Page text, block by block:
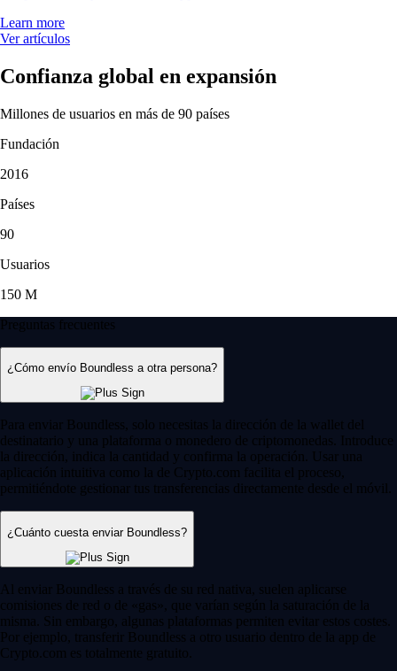
Learn more
Ver artículos
Confianza global en expansión
Millones de usuarios en más de 90 países
Fundación
2016
Países
90
Usuarios
150 M
Preguntas frecuentes
¿Cómo envío Boundless a otra persona?
Para enviar Boundless, solo necesitas la dirección de la wallet del
destinatario y una plataforma o monedero de criptomonedas. Introduce
la dirección, indica la cantidad y confirma la operación. Usar una
aplicación intuitiva como la de Crypto.com facilita el proceso,
permitiéndote gestionar tus transferencias directamente desde el móvil.
¿Cuánto cuesta enviar Boundless?
Al enviar Boundless a través de su red nativa, suelen aplicarse
comisiones de red o de «gas», que varían según la saturación de la
misma. Sin embargo, algunas plataformas permiten evitar estos costes.
Por ejemplo, transferir Boundless a otro usuario dentro de la app de
Crypto.com es totalmente gratuito.